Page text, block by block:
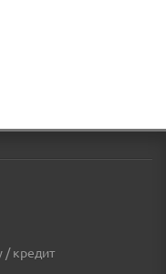
/ кредит